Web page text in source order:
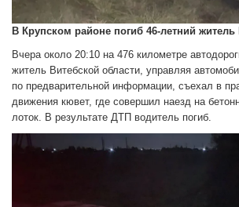
В Крупском районе погиб 46-летний
Вчера около 20:10 на 476 километре
житель Витебской области, управляя
по предварительной информации, съехал в
движения кювет, где совершил наезд на
лоток. В результате ДТП водитель погиб.